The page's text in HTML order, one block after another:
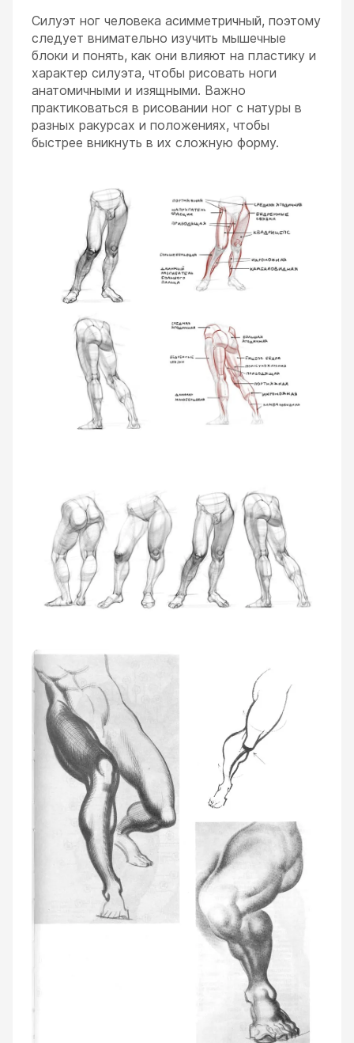
Силуэт ног человека асимметричный, поэтому
следует внимательно изучить мышечные
блоки и понять, как они влияют на пластику и
характер силуэта, чтобы рисовать ноги
анатомичными и изящными. Важно
практиковаться в рисовании ног с натуры в
разных ракурсах и положениях, чтобы
быстрее вникнуть в их сложную форму.